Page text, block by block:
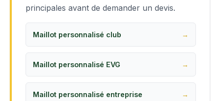
principales avant de demander un devis.
Maillot personnalisé club
Maillot personnalisé EVG
Maillot personnalisé entreprise